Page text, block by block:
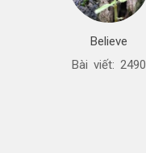
Believe
Bài viết: 2490